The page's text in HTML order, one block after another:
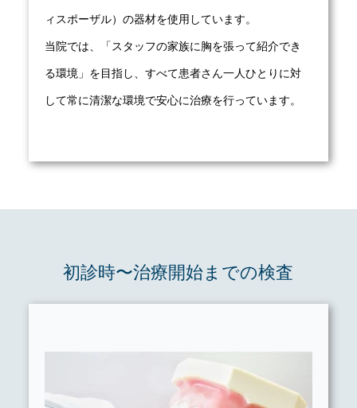
ィスポーザル）の器材を使用しています。
当院では、「スタッフの家族に胸を張って紹介でき
る環境」を目指し、すべて患者さん一人ひとりに対
して常に清潔な環境で安心に治療を行っています。
初診時〜治療開始までの検査